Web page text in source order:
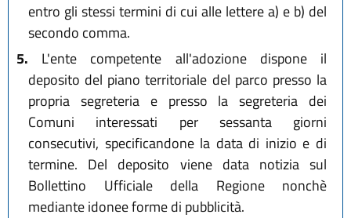
entro gli stessi termini di cui alle lettere a) e b) del
secondo comma.
5. L'ente competente all'adozione dispone il
deposito del piano territoriale del parco presso la
propria segreteria e presso la segreteria dei
Comuni interessati per sessanta giorni
consecutivi, specificandone la data di inizio e di
termine. Del deposito viene data notizia sul
Bollettino Ufficiale della Regione nonchè
mediante idonee forme di pubblicità.